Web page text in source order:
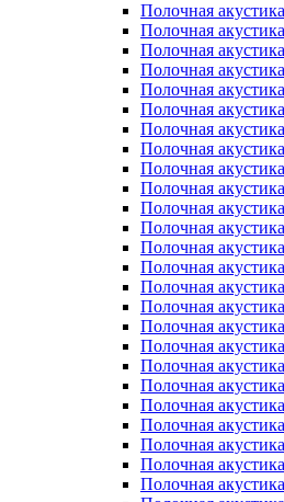
Полочная
Полочная
Полочная
Полочная
Полочная
Полочная
Полочная
Полочная
Полочная
Полочная
Полочная
Полочная
Полочная
Полочная
Полочная
Полочная
Полочная
Полочная
Полочная
Полочная
Полочная
Полочная
Полочная
Полочная
Полочная